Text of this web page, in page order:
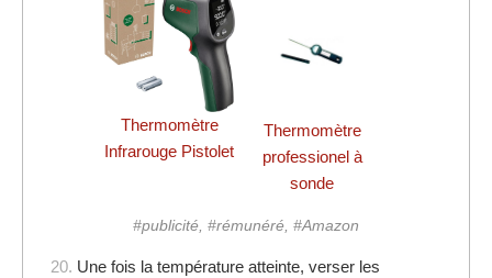
Thermomètre
Infrarouge Pistolet
Thermomètre
professionel à
sonde
#publicité, #rémunéré, #Amazon
20. Une fois la température atteinte, verser les